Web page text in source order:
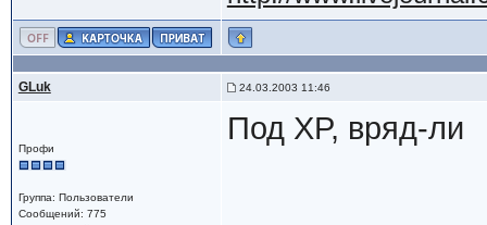
GLuk 24.03.2003 11:46
Профи
Группа: Пользователи
Сообщений: 775
Под XP, вряд-ли